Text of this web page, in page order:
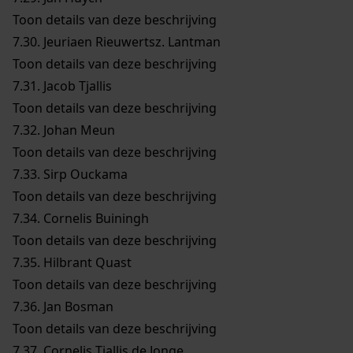
Toon details van deze beschrijving
7.30. Jeuriaen Rieuwertsz. Lantman
Toon details van deze beschrijving
7.31. Jacob Tjallis
Toon details van deze beschrijving
7.32. Johan Meun
Toon details van deze beschrijving
7.33. Sirp Ouckama
Toon details van deze beschrijving
7.34. Cornelis Buiningh
Toon details van deze beschrijving
7.35. Hilbrant Quast
Toon details van deze beschrijving
7.36. Jan Bosman
Toon details van deze beschrijving